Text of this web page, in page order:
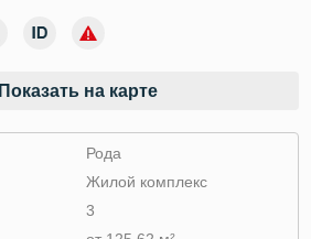
Показать на карте
Рода
Жилой комплекс
3